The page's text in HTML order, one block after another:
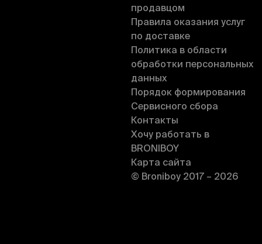
продавцом
Правила оказания услуг
по доставке
Политика в области
обработки персональных
данных
Порядок формирования
Сервисного сбора
Контакты
Хочу работать в
BRONIBOY
Карта сайта
© Broniboy 2017 – 2026